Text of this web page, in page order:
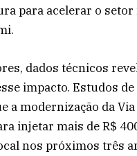
para acelerar o setor
dados técnicos
impacto. Estudos
a modernização da
injetar mais de R$
nos próximos três